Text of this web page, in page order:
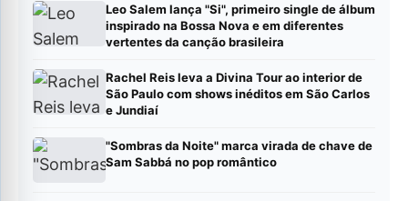
Leo Salem lança "Si", primeiro single de álbum
inspirado na Bossa Nova e em diferentes
vertentes da canção brasileira
Rachel Reis leva a Divina Tour ao interior de
São Paulo com shows inéditos em São Carlos
e Jundiaí
"Sombras da Noite" marca virada de chave de
Sam Sabbá no pop romântico